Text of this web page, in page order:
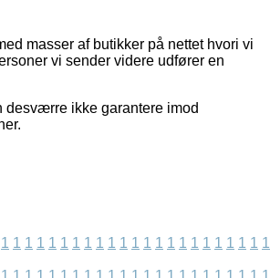
masser af butikker på nettet hvori vi
vi sender videre udfører en
desværre ikke garantere imod
1 1 1 1 1 1 1 1 1 1 1 1 1 1 1 1 1 1 1 1 1 1 1